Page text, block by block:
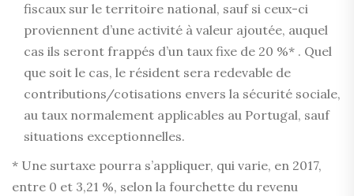
fiscaux sur le territoire national, sauf si ceux-ci
proviennent d’une activité à valeur ajoutée, auquel
cas ils seront frappés d’un taux fixe de 20 %* . Quel
que soit le cas, le résident sera redevable de
contributions/cotisations envers la sécurité sociale,
au taux normalement applicables au Portugal, sauf
situations exceptionnelles.
* Une surtaxe pourra s’appliquer, qui varie, en 2017,
entre 0 et 3,21 %, selon la fourchette du revenu